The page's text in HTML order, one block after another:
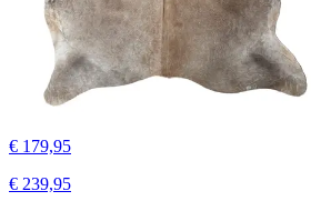
€ 179,95
€ 239,95